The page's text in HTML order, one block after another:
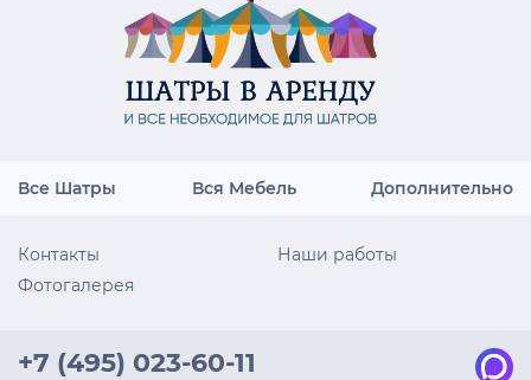
Все Шатры Вся Мебель Дополнительно
Контакты
Наши работы
Фотогалерея
+7 (495) 023-60-11